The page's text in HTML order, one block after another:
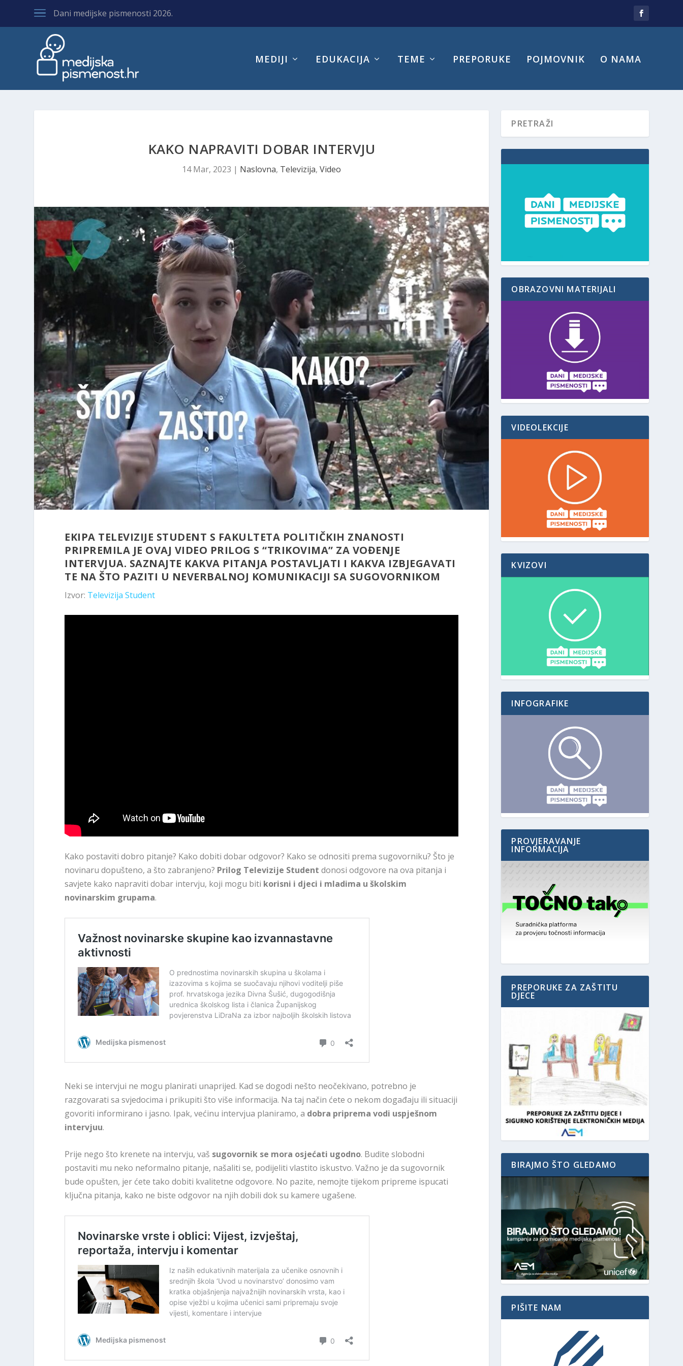
Dani medijske pismenosti 2026.
MEDIJI EDUKACIJA TEME PREPORUKE POJMOVNIK O NAMA
KAKO NAPRAVITI DOBAR INTERVJU
14 Mar, 2023 | Naslovna, Televizija,Video
EKIPA TELEVIZIJE STUDENT S FAKULTETA POLITIČKIH ZNANOSTI
PRIPREMILA JE OVAJ VIDEO PRILOG S “TRIKOVIMA” ZA VOĐENJE
INTERVJUA. SAZNAJTE KAKVA PITANJA POSTAVLJATI I KAKVA IZBJEGAVATI
TE NA ŠTO PAZITI U NEVERBALNOJ KOMUNIKACIJI SA SUGOVORNIKOM
Izvor: Televizija Student
Kako postaviti dobro pitanje? Kako dobiti dobar odgovor? Kako se odnositi prema sugovorniku? Što je
novinaru dopušteno, a što zabranjeno? Prilog Televizije Student donosi odgovore na ova pitanja i
savjete kako napraviti dobar intervju, koji mogu biti korisni i djeci i mladima u školskim
novinarskim grupama.
Neki se intervjui ne mogu planirati unaprijed. Kad se dogodi nešto neočekivano, potrebno je
razgovarati sa svjedocima i prikupiti što više informacija. Na taj način ćete o nekom događaju ili situaciji
govoriti informirano i jasno. Ipak, većinu intervjua planiramo, a dobra priprema vodi uspješnom
intervjuu.
Prije nego što krenete na intervju, vaš sugovornik se mora osjećati ugodno. Budite slobodni
postaviti mu neko neformalno pitanje, našaliti se, podijeliti vlastito iskustvo. Važno je da sugovornik
bude opušten, jer ćete tako dobiti kvalitetne odgovore. No pazite, nemojte tijekom pripreme ispucati
ključna pitanja, kako ne biste odgovor na njih dobili dok su kamere ugašene.
OBRAZOVNI MATERIJALI
VIDEOLEKCIJE
KVIZOVI
INFOGRAFIKE
PROVJERAVANJE
INFORMACIJA
PREPORUKE ZA ZAŠTITU
DJECE
BIRAJMO ŠTO GLEDAMO
PIŠITE NAM